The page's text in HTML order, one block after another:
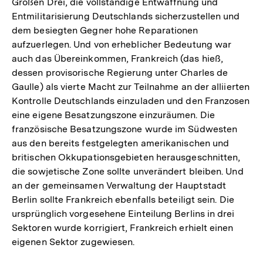
Großen Drei, die vollständige Entwaffnung und
Entmilitarisierung Deutschlands sicherzustellen und
dem besiegten Gegner hohe Reparationen
aufzuerlegen. Und von erheblicher Bedeutung war
auch das Übereinkommen, Frankreich (das hieß,
dessen provisorische Regierung unter Charles de
Gaulle) als vierte Macht zur Teilnahme an der alliierten
Kontrolle Deutschlands einzuladen und den Franzosen
eine eigene Besatzungszone einzuräumen. Die
französische Besatzungszone wurde im Südwesten
aus den bereits festgelegten amerikanischen und
britischen Okkupationsgebieten herausgeschnitten,
die sowjetische Zone sollte unverändert bleiben. Und
an der gemeinsamen Verwaltung der Hauptstadt
Berlin sollte Frankreich ebenfalls beteiligt sein. Die
ursprünglich vorgesehene Einteilung Berlins in drei
Sektoren wurde korrigiert, Frankreich erhielt einen
eigenen Sektor zugewiesen.